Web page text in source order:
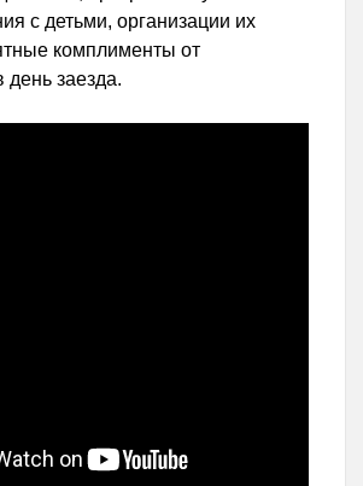
с детьми, организации их
комплименты от
день заезда.